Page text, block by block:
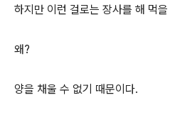
하지만 이런 걸로는 장사를 해 먹
왜?
양을 채울 수 없기 때문이다.